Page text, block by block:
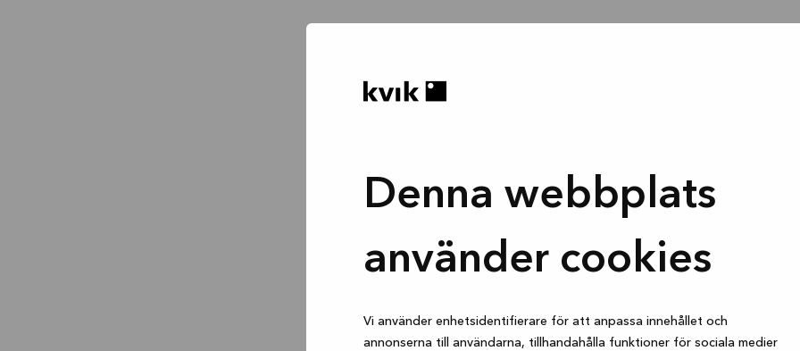
Denna webbplats
använder cookies
Vi använder enhetsidentifierare för att anpassa innehållet och
annonserna till användarna, tillhandahålla funktioner för sociala medier